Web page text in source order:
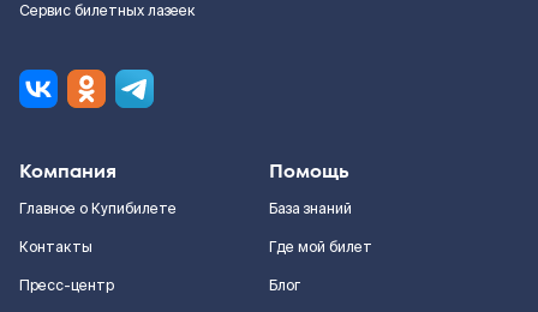
Сервис билетных лазеек
Компания
Главное о Купибилете
Контакты
Пресс-центр
Помощь
База знаний
Где мой билет
Блог